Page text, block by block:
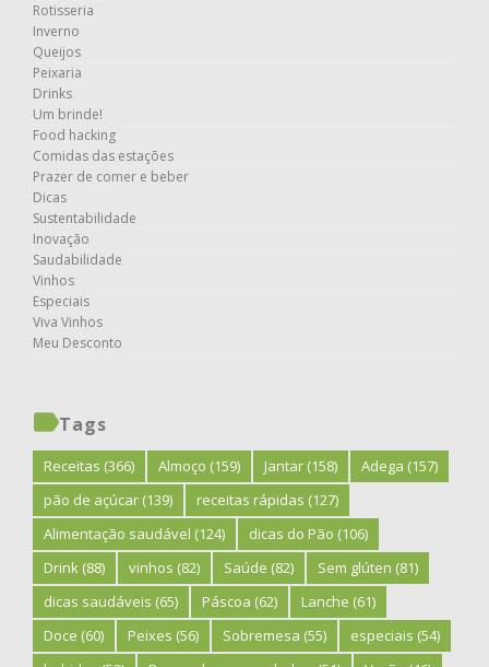
Rotisseria
Inverno
Queijos
Peixaria
Drinks
Um brinde!
Food hacking
Comidas das estações
Prazer de comer e beber
Dicas
Sustentabilidade
Inovação
Saudabilidade
Vinhos
Especiais
Viva Vinhos
Meu Desconto
Tags
Receitas (366) Almoço (159) Jantar (158) Adega (157)
pão de açúcar (139) receitas rápidas (127)
Alimentação saudável (124) dicas do Pão (106)
Drink (88) vinhos (82) Saúde (82) Sem glúten (81)
dicas saudáveis (65) Páscoa (62) Lanche (61)
Doce (60) Peixes (56) Sobremesa (55) especiais (54)